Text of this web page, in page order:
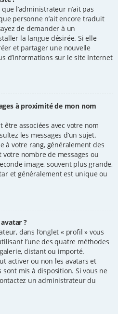
l’administrateur n’ait pas
personne n’ait encore traduit
de demander à un
la langue désirée. Si elle
et partager une nouvelle
d’informations sur le site Internet
à proximité de mon nom
associées avec votre nom
les messages d’un sujet.
à votre rang, généralement des
nombre de messages ou
image, souvent plus grande,
et généralement est unique ou
?
dans l’onglet « profil » vous
l’une des quatre méthodes
distant ou importé.
activer ou non les avatars et
mis à disposition. Si vous ne
un administrateur du